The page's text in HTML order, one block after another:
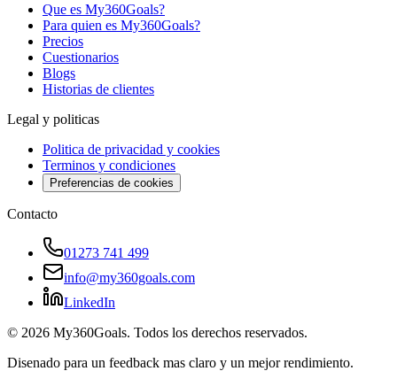
Que es My360Goals?
Para quien es My360Goals?
Precios
Cuestionarios
Blogs
Historias de clientes
Legal y politicas
Politica de privacidad y cookies
Terminos y condiciones
Preferencias de cookies
Contacto
01273 741 499
info@my360goals.com
LinkedIn
© 2026 My360Goals. Todos los derechos reservados.
Disenado para un feedback mas claro y un mejor rendimiento.